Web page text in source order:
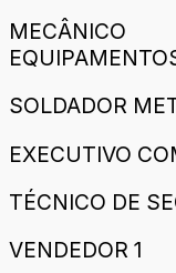
SOLDADOR
EXECUTIVO
TÉCNICO DE
VENDEDOR 1